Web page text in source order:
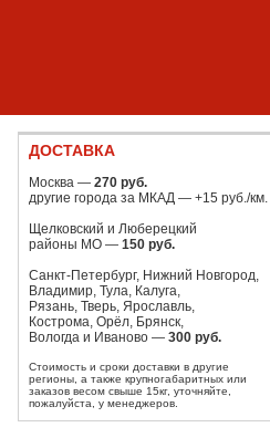
ДОСТАВКА
Москва — 270 руб.
другие города за МКАД — +15 руб./км.
Щелковский и Люберецкий
районы МО — 150 руб.
Санкт-Петербург, Нижний Новгород,
Владимир, Тула, Калуга,
Рязань, Тверь, Ярославль,
Кострома, Орёл, Брянск,
Вологда и Иваново — 300 руб.
Стоимость и сроки доставки в другие
регионы, а также крупногабаритных или
заказов весом свыше 15кг, уточняйте,
пожалуйста, у менеджеров.